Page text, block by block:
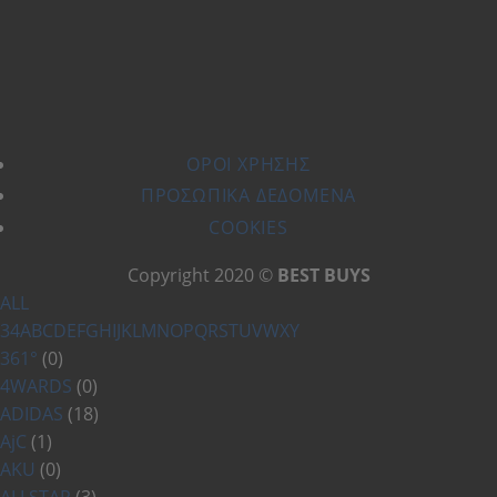
ΌΡΟΙ ΧΡΗΣΗΣ
ΠΡΟΣΩΠΙΚΆ ΔΕΔΟΜΈΝΑ
COOKIES
Copyright 2020 © BEST BUYS
ALL
34ABCDEFGHIJKLMNOPQRSTUVWXY
361° (0)
4WARDS (0)
ADIDAS (18)
AjC (1)
AKU (0)